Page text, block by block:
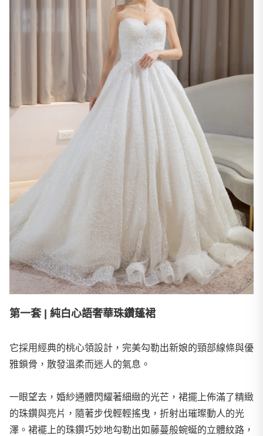
第一套 | 純白心語奢華珠鑽蓬裙
它採用經典的桃心領設計，完美勾勒出新娘的頸部線條與優
雅鎖骨，散發溫柔而迷人的氣息。
一眼望去，婚紗通體閃耀著細緻的光芒，裙擺上佈滿了精緻
的珠鑽與亮片，隨著步伐輕輕搖曳，折射出璀璨動人的光
澤。裙襬上的珠鑽巧妙地勾勒出如藤蔓般蜿蜒的立體紋路，